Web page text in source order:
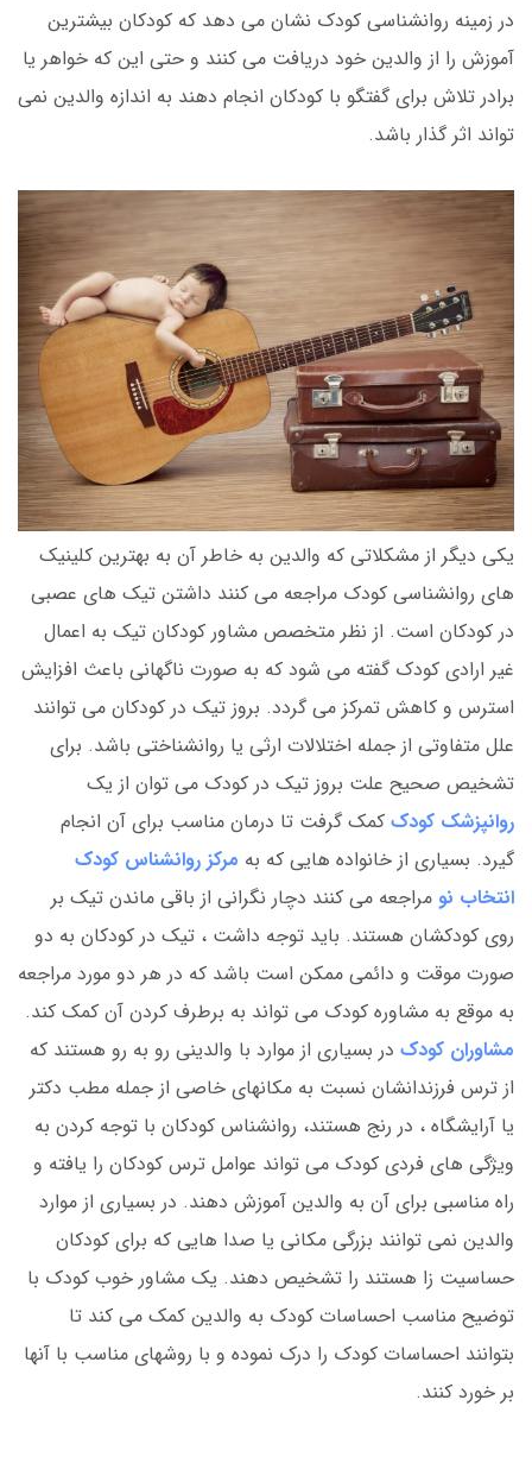
در زمینه روانشناسی کودک نشان می دهد که کودکان بیشترین
آموزش را از والدین خود دریافت می کنند و حتی این که خواهر یا
برادر تلاش برای گفتگو با کودکان انجام دهند به اندازه والدین نمی
تواند اثر گذار باشد.
یکی دیگر از مشکلاتی که والدین به خاطر آن به بهترین کلینیک
های روانشناسی کودک مراجعه می کنند داشتن تیک های عصبی
در کودکان است. از نظر متخصص مشاور کودکان تیک به اعمال
غیر ارادی کودک گفته می شود که به صورت ناگهانی باعث افزایش
استرس و کاهش تمرکز می گردد. بروز تیک در کودکان می توانند
علل متفاوتی از جمله اختلالات ارثی یا روانشناختی باشد. برای
تشخیص صحیح علت بروز تیک در کودک می توان از یک
روانپزشک کودک کمک گرفت تا درمان مناسب برای آن انجام
گیرد. بسیاری از خانواده هایی که به مرکز روانشناس کودک
انتخاب نو مراجعه می کنند دچار نگرانی از باقی ماندن تیک بر
روی کودکشان هستند. باید توجه داشت ، تیک در کودکان به دو
صورت موقت و دائمی ممکن است باشد که در هر دو مورد مراجعه
به موقع به مشاوره کودک می تواند به برطرف کردن آن کمک کند.
مشاوران کودک در بسیاری از موارد با والدینی رو به رو هستند که
از ترس فرزندانشان نسبت به مکانهای خاصی از جمله مطب دکتر
یا آرایشگاه ، در رنج هستند، روانشناس کودکان با توجه کردن به
ویژگی های فردی کودک می تواند عوامل ترس کودکان را یافته و
راه مناسبی برای آن به والدین آموزش دهند. در بسیاری از موارد
والدین نمی توانند بزرگی مکانی یا صدا هایی که برای کودکان
حساسیت زا هستند را تشخیص دهند. یک مشاور خوب کودک با
توضیح مناسب احساسات کودک به والدین کمک می کند تا
بتوانند احساسات کودک را درک نموده و با روشهای مناسب با آنها
بر خورد کنند.